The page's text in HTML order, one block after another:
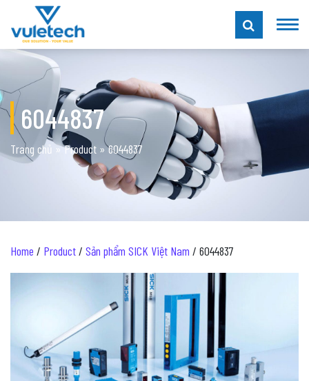
6044837
Trang chủ »Product »6044837
Home / Product/ Sản phẩm SICK Việt Nam / 6044837